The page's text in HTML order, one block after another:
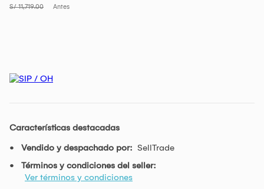
S/ 11,719.00 Antes
Características destacadas
Vendido y despachado por: SellTrade
Términos y condiciones del seller:
Ver términos y condiciones